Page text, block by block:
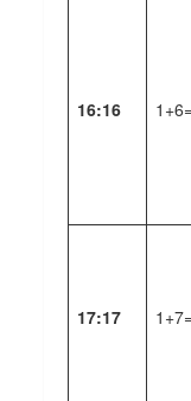
16:16
17:17